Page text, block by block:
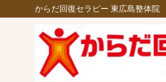
からだ回復セラピー 東広島整体院